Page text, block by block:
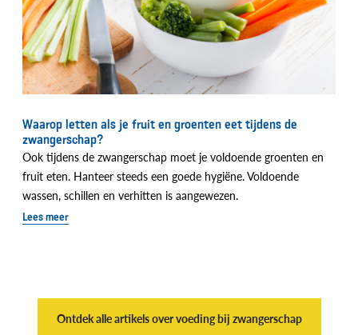
Waarop letten als je fruit en groenten eet tijdens de
zwangerschap?
Ook tijdens de zwangerschap moet je voldoende groenten en
fruit eten. Hanteer steeds een goede hygiëne. Voldoende
wassen, schillen en verhitten is aangewezen.
Lees meer
Ontdek alle artikels over voeding bij zwangerschap